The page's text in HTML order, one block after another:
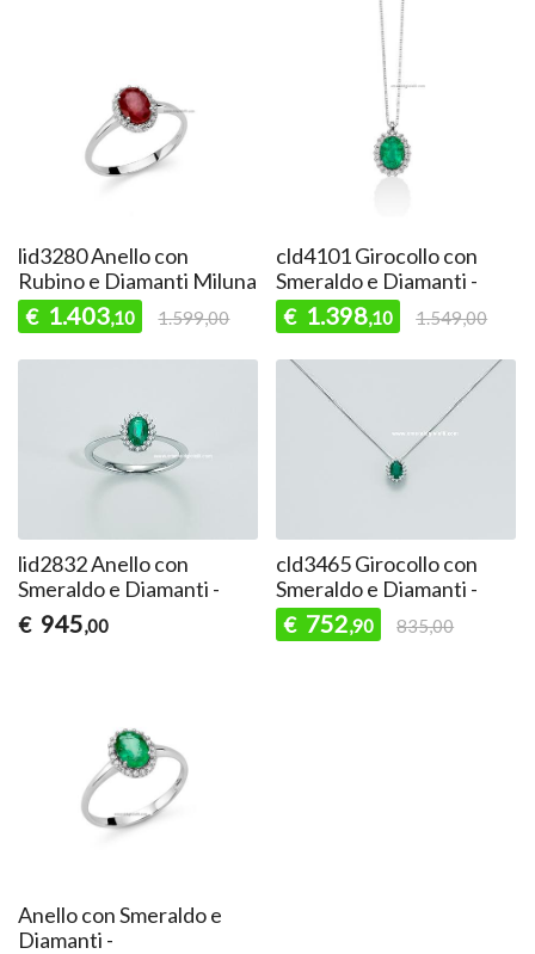
lid3280 Anello con
Rubino e Diamanti Miluna
€ 1.403,10 1.599,00
cld4101 Girocollo con
Smeraldo e Diamanti -
€ 1.398,10 1.549,00
lid2832 Anello con
Smeraldo e Diamanti -
€ 945,00
cld3465 Girocollo con
Smeraldo e Diamanti -
€ 752,90 835,00
Anello con Smeraldo e
Diamanti -